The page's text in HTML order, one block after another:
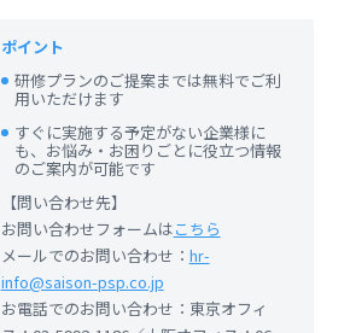
ポイント
研修プランのご提案までは無料でご利
用いただけます
すぐに実施する予定がない企業様に
も、お悩み・お困りごとに役立つ情報
のご案内が可能です
【問い合わせ先】
お問い合わせフォームはこちら
メールでのお問い合わせ： hr-
info@saison-psp.co.jp
お電話でのお問い合わせ：東京オフィ